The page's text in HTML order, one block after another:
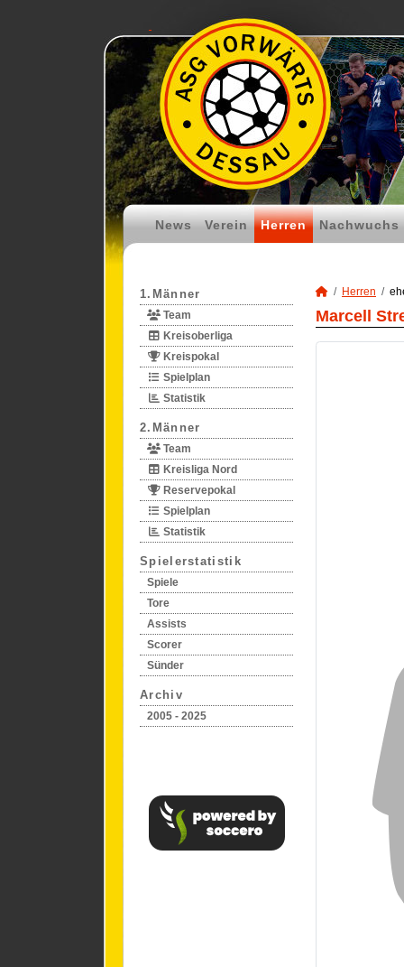
News Verein Herren Nachwuchs
1.Männer
Team
Kreisoberliga
Kreispokal
Spielplan
Statistik
2.Männer
Team
Kreisliga Nord
Reservepokal
Spielplan
Statistik
Spielerstatistik
Spiele
Tore
Assists
Scorer
Sünder
Archiv
2005 - 2025
Herren
Marcell